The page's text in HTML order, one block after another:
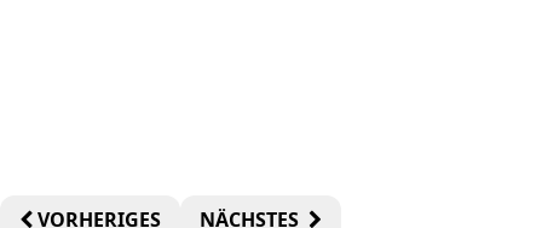
VORHERIGES NÄCHSTES